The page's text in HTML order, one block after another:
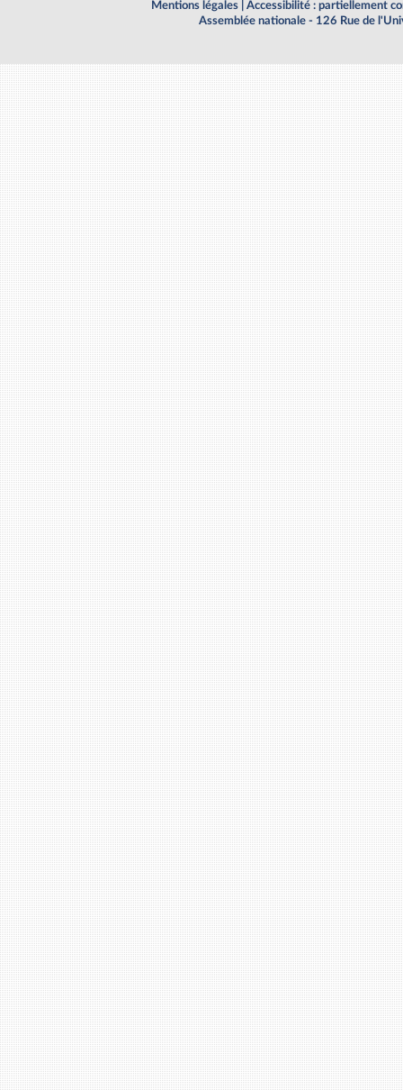
Mentions légales
Accessibilité : partiellement
Assemblée nationale - 126 Rue de